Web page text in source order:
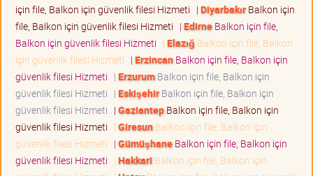
için file, Balkon için güvenlik filesi Hizmeti | DiyarbakırBalkon için
file, Balkon için güvenlik filesi Hizmeti | EdirneBalkon için file,
Balkon için güvenlik filesi Hizmeti | Elazığ Balkon için file, Balkon
için güvenlik filesi Hizmeti | ErzincanBalkon için file, Balkon için
güvenlik filesi Hizmeti | ErzurumBalkon için file, Balkon için
güvenlik filesi Hizmeti | EskişehirBalkon için file, Balkon için
güvenlik filesi Hizmeti | GaziantepBalkon için file, Balkon için
güvenlik filesi Hizmeti | GiresunBalkon için file, Balkon için
güvenlik filesi Hizmeti | GümüşhaneBalkon için file, Balkon için
güvenlik filesi Hizmeti | Hakkari Balkon için file, Balkon için